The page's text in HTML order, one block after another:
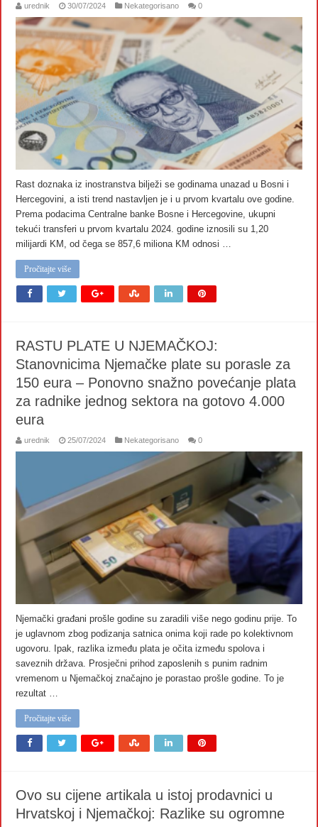
urednik 30/07/2024 Nekategorisano 0
Rast doznaka iz inostranstva bilježi se godinama unazad u Bosni i
Hercegovini, a isti trend nastavljen je i u prvom kvartalu ove godine.
Prema podacima Centralne banke Bosne i Hercegovine, ukupni
tekući transferi u prvom kvartalu 2024. godine iznosili su 1,20
milijardi KM, od čega se 857,6 miliona KM odnosi …
Pročitajte više
RASTU PLATE U NJEMAČKOJ:
Stanovnicima Njemačke plate su porasle za
150 eura – Ponovno snažno povećanje plata
za radnike jednog sektora na gotovo 4.000
eura
urednik 25/07/2024 Nekategorisano 0
Njemački građani prošle godine su zaradili više nego godinu prije. To
je uglavnom zbog podizanja satnica onima koji rade po kolektivnom
ugovoru. Ipak, razlika između plata je očita između spolova i
saveznih država. Prosječni prihod zaposlenih s punim radnim
vremenom u Njemačkoj značajno je porastao prošle godine. To je
rezultat …
Pročitajte više
Ovo su cijene artikala u istoj prodavnici u
Hrvatskoj i Njemačkoj: Razlike su ogromne